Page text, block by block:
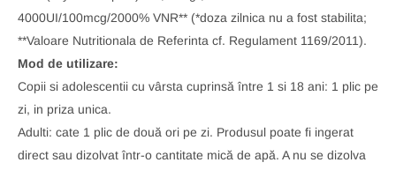
4000UI/100mcg/2000% VNR** (*doza zilnica nu a fost stabilita;
**Valoare Nutritionala de Referinta cf. Regulament 1169/2011).
Mod de utilizare:
Copii si adolescentii cu vârsta cuprinsă între 1 si 18 ani: 1 plic pe
zi, in priza unica.
Adulti: cate 1 plic de două ori pe zi. Produsul poate fi ingerat
direct sau dizolvat într-o cantitate mică de apă. A nu se dizolva